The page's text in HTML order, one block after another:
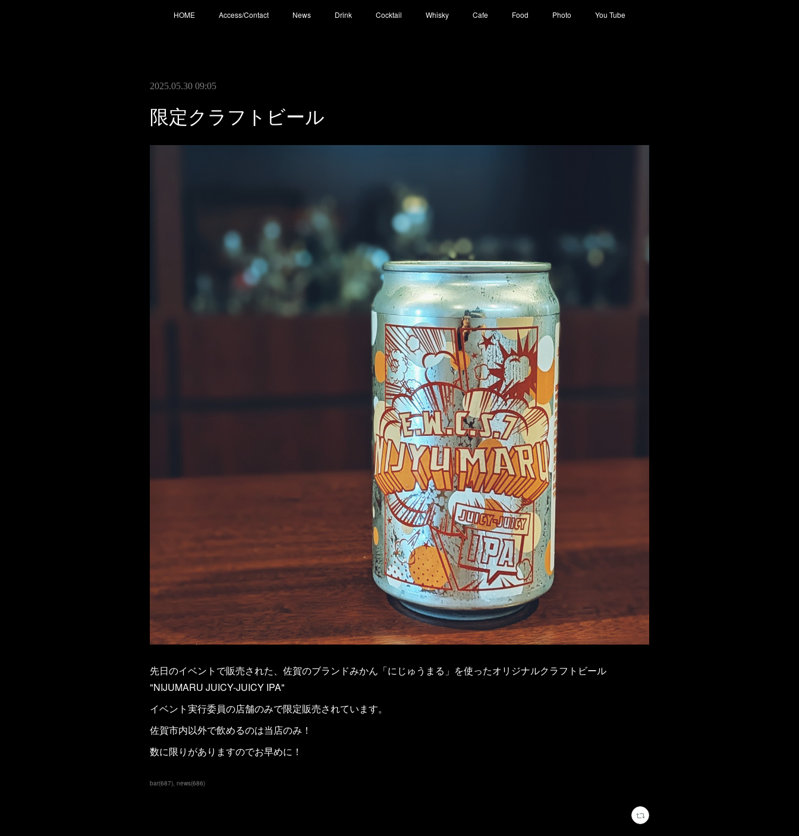
HOME Access/Contact News Drink Cocktail Whisky Cafe Food Photo You Tube
2025.05.30 09:05
限定クラフトビール
先日のイベントで販売された、佐賀のブランドみかん「にじゅうまる」を使ったオリジナルクラフトビール
"NIJUMARU JUICY-JUICY IPA"
イベント実行委員の店舗のみで限定販売されています。
佐賀市内以外で飲めるのは当店のみ！
数に限りがありますのでお早めに！
bar(687) news(686)